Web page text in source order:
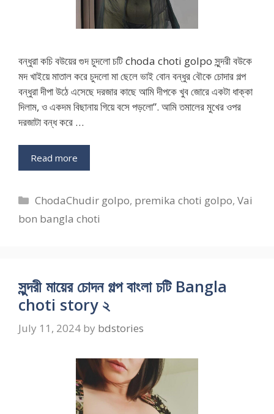
বন্ধুরা কচি বউয়ের গুদ চুদলো চটি choda choti golpo সুন্দরী বউকে
মদ খাইয়ে মাতাল করে চুদলো মা ছেলে ভাই বোন বন্ধুর বৌকে চোদার গল্প
বন্ধুরা দীপা উঠে এসেছে দরজার কাছে আমি দীপকে খুব জোরে একটা ধাক্কা
দিলাম, ও একদম বিছানায় গিয়ে বসে পড়লো”. আমি তমালের মুখের ওপর
দরজাটা বন্ধ করে …
Read more
Categories
ChodaChudir golpo, premika choti golpo,Vai
bon bangla choti
সুন্দরী মায়ের চোদন গল্প বাংলা চটি Bangla
choti story ২
July 11, 2024 by bdstories